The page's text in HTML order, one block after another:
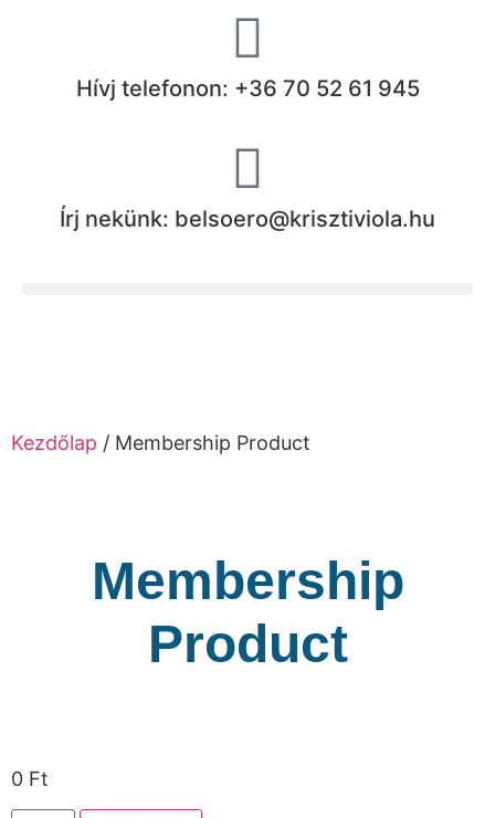
Hívj telefonon: +36 70 52 61 945
Írj nekünk: belsoero@krisztiviola.hu
Kezdőlap / Membership Product
Membership
Product
0 Ft